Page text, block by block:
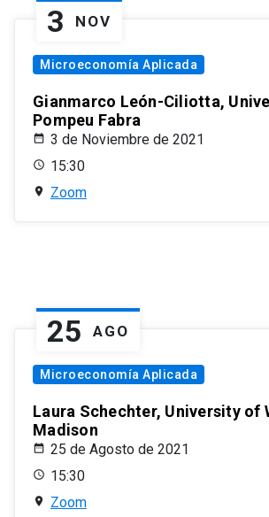
3 NOV
Microeconomía Aplicada
Gianmarco León-Ciliotta,
Pompeu Fabra
3 de Noviembre de 2021
15:30
Zoom
25 AGO
Microeconomía Aplicada
Laura Schechter, University of
Madison
25 de Agosto de 2021
15:30
Zoom